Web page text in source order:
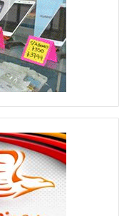
manera constante,
en riesgo la
la investigación a fin